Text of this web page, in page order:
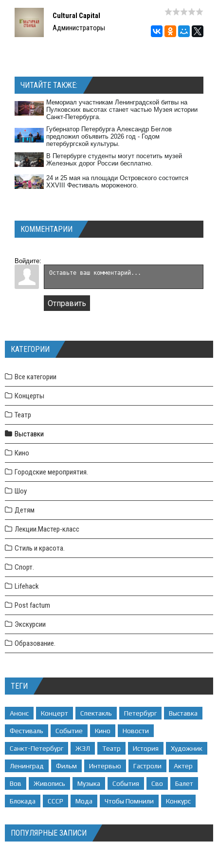
Cultural Capital
Администраторы
ЧИТАЙТЕ ТАКЖЕ:
Мемориал участникам Ленинградской битвы на
Пулковских высотах станет частью Музея истории
Санкт-Петербурга.
Губернатор Петербурга Александр Беглов
предложил объявить 2026 год - Годом
петербургской культуры.
В Петербурге студенты могут посетить музей
Железных дорог России бесплатно.
24 и 25 мая на площади Островского состоится
XXVIII Фестиваль мороженого.
КОММЕНТАРИИ
Войдите:
Отправить
КАТЕГОРИИ
Все категории
Концерты
Театр
Выставки
Кино
Городские мероприятия.
Шоу
Детям
Лекции.Мастер-класс
Стиль и красота.
Спорт.
Lifehack
Post factum
Экскурсии
Образование.
ТЕГИ
Анонс Концерт Спектакль Петербург Выставка
Фестиваль Событие Кино Новости
Санкт-Петербург ЖЗЛ Театр История Художник
Ленинград Фильм Интервью Гастроли Актер
Вов Живопись Музыка События Сво Балет
Блокада СССР Мода Чтобы Помнили Конкурс
ПОПУЛЯРНЫЕ ЗАПИСИ